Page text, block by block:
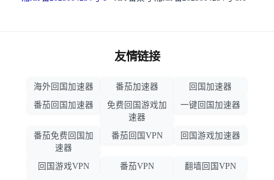
友情链接
海外回国加速器 番茄加速器
回国加速器
番茄回国加速器
免费回国游戏加
速器
一键回国加速器
番茄免费回国加
速器
番茄回国VPN 回国游戏加速器
回国游戏VPN 番茄VPN 翻墙回国VPN